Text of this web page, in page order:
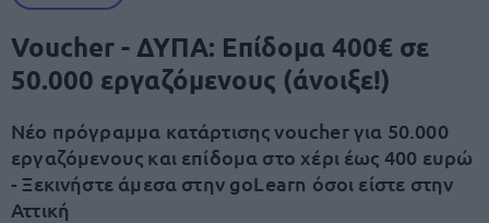
Voucher - ΔΥΠΑ: Eπίδομα 400€ σε
50.000 εργαζόμενους (άνοιξε!)
Νέο πρόγραμμα κατάρτισης voucher για 50.000
εργαζόμενους και επίδομα στο χέρι έως 400 ευρώ
- Ξεκινήστε άμεσα στην goLearn όσοι είστε στην
Αττική